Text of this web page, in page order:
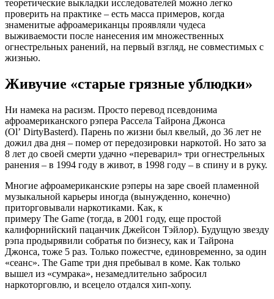
теоретические выкладки исследователей можно легко
проверить на практике – есть масса примеров, когда
знаменитые афроамериканцы проявляли чудеса
выживаемости после нанесения им множественных
огнестрельных ранений, на первый взгляд, не совместимых с
жизнью.
Живучие «старые грязные ублюдки»
Ни намека на расизм. Просто перевод псевдонима
афроамериканского рэпера Рассела Тайрона Джонса
(Ol’ DirtyBasterd). Парень по жизни был квелый, до 36 лет не
дожил два дня – помер от передозировки наркотой. Но зато за
8 лет до своей смерти удачно «переварил» три огнестрельных
ранения – в 1994 году в живот, в 1998 году – в спину и в руку.
Многие афроамериканские рэперы на заре своей пламенной
музыкальной карьеры иногда (вынужденно, конечно)
приторговывали наркотиками. Как, к
примеру The Game (тогда, в 2001 году, еще простой
калифорнийский пацанчик Джейсон Тэйлор). Будущую звезду
рэпа продырявили собратья по бизнесу, как и Тайрона
Джонса, тоже 5 раз. Только пожестче, единовременно, за один
«сеанс». The Game три дня пребывал в коме. Как только
вышел из «сумрака», незамедлительно забросил
наркоторговлю, и всецело отдался хип-хопу.